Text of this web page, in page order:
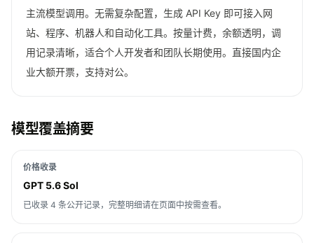
主流模型调用。无需复杂配置，生成 API Key 即可接入网
站、程序、机器人和自动化工具。按量计费，余额透明，调
用记录清晰，适合个人开发者和团队长期使用。直接国内企
业大额开票，支持对公。
模型覆盖摘要
价格收录
GPT 5.6 Sol
已收录 4 条公开记录，完整明细请在页面中按需查看。